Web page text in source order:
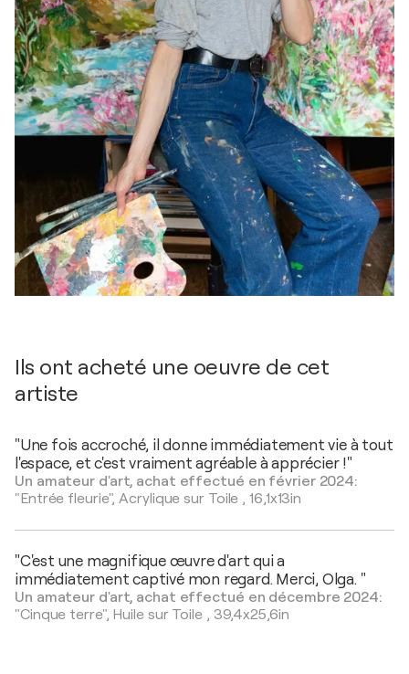
Ils ont acheté une oeuvre de cet
artiste
"Une fois accroché, il donne immédiatement vie à tout
l'espace, et c'est vraiment agréable à apprécier !"
Un amateur d'art, achat effectué en février 2024:
"Entrée fleurie",Acrylique sur Toile ,16,1x13in
"C'est une magnifique œuvre d'art qui a
immédiatement captivé mon regard. Merci, Olga. "
Un amateur d'art, achat effectué en décembre 2024:
"Cinque terre", Huile sur Toile, 39,4x25,6in